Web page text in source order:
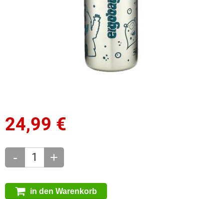
24,99 €
- +
in den Warenkorb